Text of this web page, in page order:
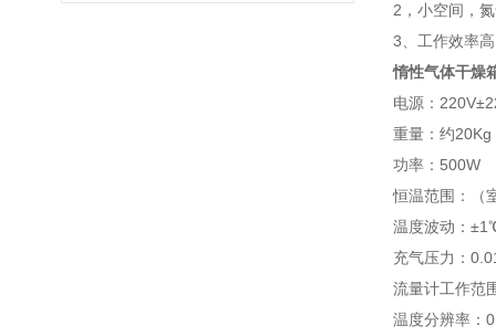
2，小空间，
3、工作效率
惰性气体干燥
电源：
重量：约
功率：500W
恒温范围：
温度波动：
充气压力：
流量计工作
温度分辨率